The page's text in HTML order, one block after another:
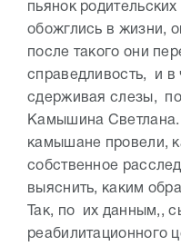
пьянок
обожглись в жизни,
после такого они
справедливость, и в
сдерживая слезы,
Камышина
камышане провели,
собственное
выяснить, каким
Так, по их данным,,
реабилитационного